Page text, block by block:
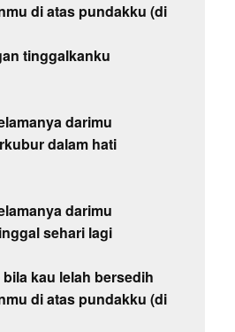
di atas pundakku (di
tinggalkanku
darimu
dalam hati
darimu
sehari lagi
kau lelah bersedih
di atas pundakku (di